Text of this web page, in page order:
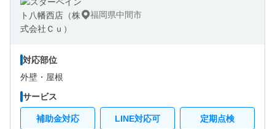
福岡県中間市
対応部位
外壁・ 屋根
サービス
補助金対応 LINE対応可 定期点検